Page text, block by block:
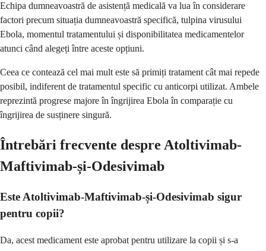
Echipa dumneavoastră de asistență medicală va lua în considerare
factori precum situația dumneavoastră specifică, tulpina virusului
Ebola, momentul tratamentului și disponibilitatea medicamentelor
atunci când alegeți între aceste opțiuni.
Ceea ce contează cel mai mult este să primiți tratament cât mai repede
posibil, indiferent de tratamentul specific cu anticorpi utilizat. Ambele
reprezintă progrese majore în îngrijirea Ebola în comparație cu
îngrijirea de susținere singură.
Întrebări frecvente despre Atoltivimab-
Maftivimab-și-Odesivimab
Este Atoltivimab-Maftivimab-și-Odesivimab sigur
pentru copii?
Da, acest medicament este aprobat pentru utilizare la copii și s-a